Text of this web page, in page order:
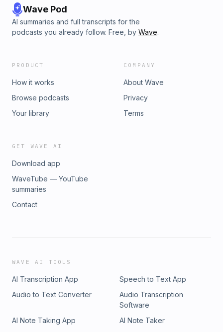
Wave Pod
AI summaries and full transcripts for the
podcasts you already follow. Free, by Wave.
PRODUCT
How it works
Browse podcasts
Your library
COMPANY
About Wave
Privacy
Terms
GET WAVE AI
Download app
WaveTube — YouTube
summaries
Contact
WAVE AI TOOLS
AI Transcription App
Speech to Text App
Audio to Text Converter
Audio Transcription
Software
AI Note Taking App
AI Note Taker